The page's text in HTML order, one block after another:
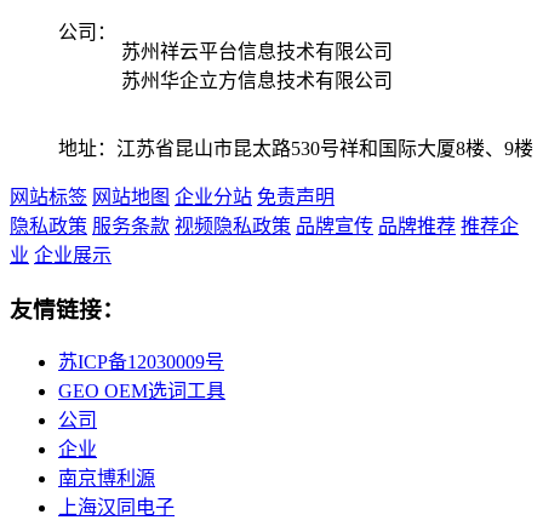
公司：
苏州祥云平台信息技术有限公司
苏州华企立方信息技术有限公司
地址：江苏省昆山市昆太路530号祥和国际大厦8楼、9楼
网站标签 网站地图 企业分站 免责声明
隐私政策 服务条款 视频隐私政策 品牌宣传 品牌推荐 推荐企
业 企业展示
友情链接：
苏ICP备12030009号
GEO OEM选词工具
公司
企业
南京博利源
上海汉同电子